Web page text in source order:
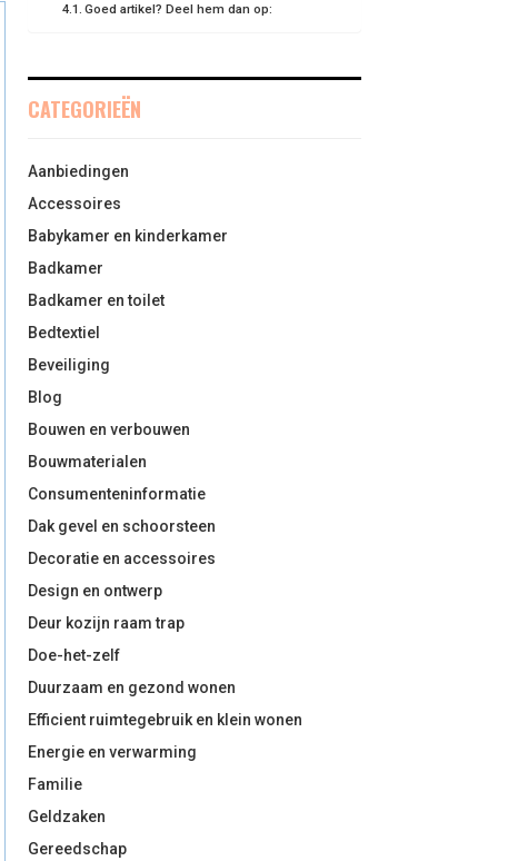
Goed artikel? Deel hem dan op:
CATEGORIEËN
Aanbiedingen
Accessoires
Babykamer en kinderkamer
Badkamer
Badkamer en toilet
Bedtextiel
Beveiliging
Blog
Bouwen en verbouwen
Bouwmaterialen
Consumenteninformatie
Dak gevel en schoorsteen
Decoratie en accessoires
Design en ontwerp
Deur kozijn raam trap
Doe-het-zelf
Duurzaam en gezond wonen
Efficient ruimtegebruik en klein wonen
Energie en verwarming
Familie
Geldzaken
Gereedschap